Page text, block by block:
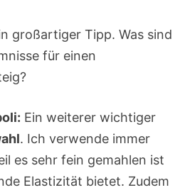
großartiger Tipp. Was sind
für einen
Ein weiterer wichtiger
. Ich verwende immer
es sehr fein gemahlen ist
Elastizität bietet. Zudem